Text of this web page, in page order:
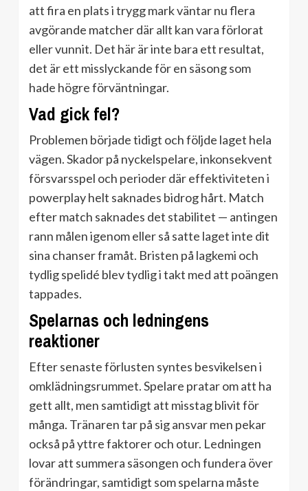
att fira en plats i trygg mark väntar nu flera
avgörande matcher där allt kan vara förlorat
eller vunnit. Det här är inte bara ett resultat,
det är ett misslyckande för en säsong som
hade högre förväntningar.
Vad gick fel?
Problemen började tidigt och följde laget hela
vägen. Skador på nyckelspelare, inkonsekvent
försvarsspel och perioder där effektiviteten i
powerplay helt saknades bidrog hårt. Match
efter match saknades det stabilitet — antingen
rann målen igenom eller så satte laget inte dit
sina chanser framåt. Bristen på lagkemi och
tydlig spelidé blev tydlig i takt med att poängen
tappades.
Spelarnas och ledningens
reaktioner
Efter senaste förlusten syntes besvikelsen i
omklädningsrummet. Spelare pratar om att ha
gett allt, men samtidigt att misstag blivit för
många. Tränaren tar på sig ansvar men pekar
också på yttre faktorer och otur. Ledningen
lovar att summera säsongen och fundera över
förändringar, samtidigt som spelarna måste